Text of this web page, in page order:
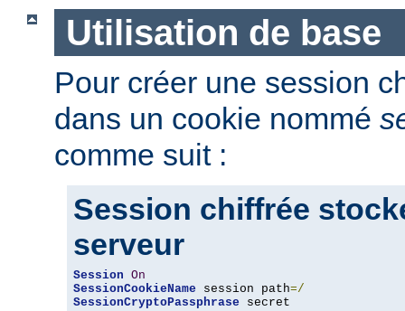
Utilisation de base
Pour créer une session
dans un cookie nommé
comme suit :
Session chiffrée
serveur
Session On
SessionCookieName session path=/
SessionCryptoPassphrase secret